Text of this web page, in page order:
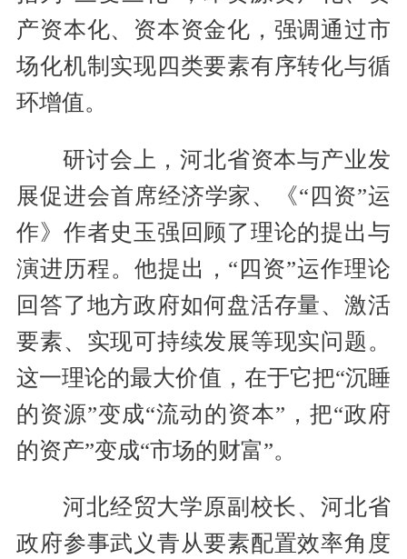
产资本化、资本资金化，强调通过市
场化机制实现四类要素有序转化与循
环增值。
研讨会上，河北省资本与产业发
展促进会首席经济学家、《“四资”运
作》作者史玉强回顾了理论的提出与
演进历程。他提出，“四资”运作理论
回答了地方政府如何盘活存量、激活
要素、实现可持续发展等现实问题。
这一理论的最大价值，在于它把“沉睡
的资源”变成“流动的资本”，把“政府
的资产”变成“市场的财富”。
河北经贸大学原副校长、河北省
政府参事武义青从要素配置效率角度